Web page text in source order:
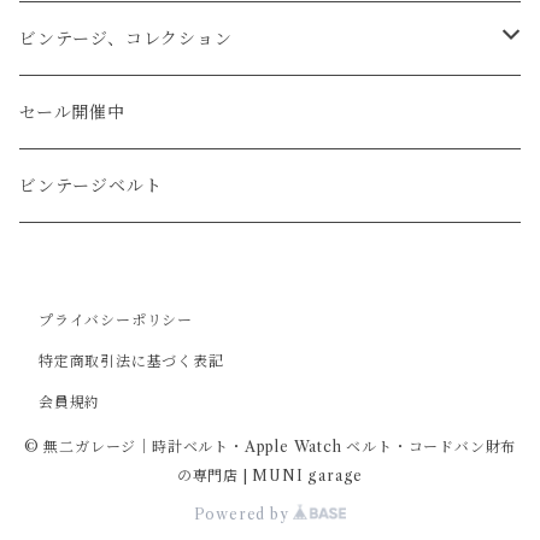
文字盤Sサイズ（φ26mm）
ロング
ショート
タバコケース
カードケース
ウォレットロープ
エレファント
ガルーシャ（エイ）
アリゲーター
コードバン
牛革
ステアリング
シフトノブ
ビンテージ、コレクション
ウッドキーホルダー
ZIPPO/ジッポー・ライター
セール開催中
ビンテージベルト
プライバシーポリシー
特定商取引法に基づく表記
会員規約
© 無二ガレージ｜時計ベルト・Apple Watch ベルト・コードバン財布
の専門店 | MUNI garage
Powered by